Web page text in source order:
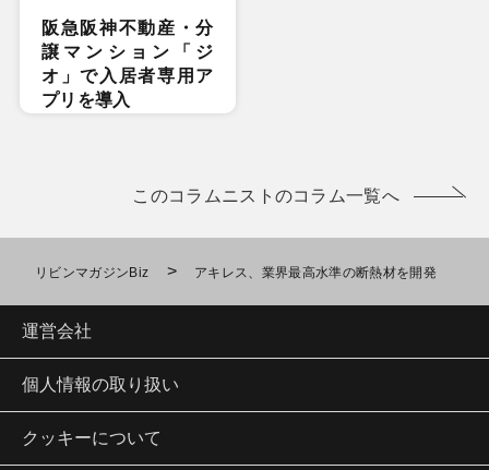
阪急阪神不動産・分
譲マンション「ジ
オ」で入居者専用ア
プリを導入
このコラムニストのコラム一覧へ
リビンマガジンBiz > アキレス、業界最高水準の断熱材を開発
運営会社
個人情報の取り扱い
クッキーについて